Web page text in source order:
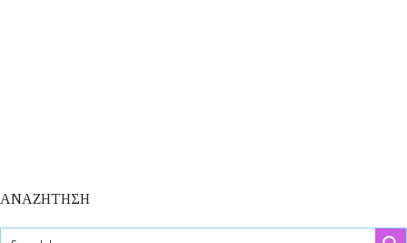
ΑΝΑΖΗΤΗΣΗ